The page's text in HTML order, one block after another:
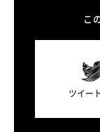
こ
ツイー